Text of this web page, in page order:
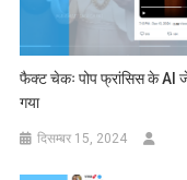
फैक्ट चेकः पोप फ्रांसिस के AI
गया
दिसम्बर 15, 2024